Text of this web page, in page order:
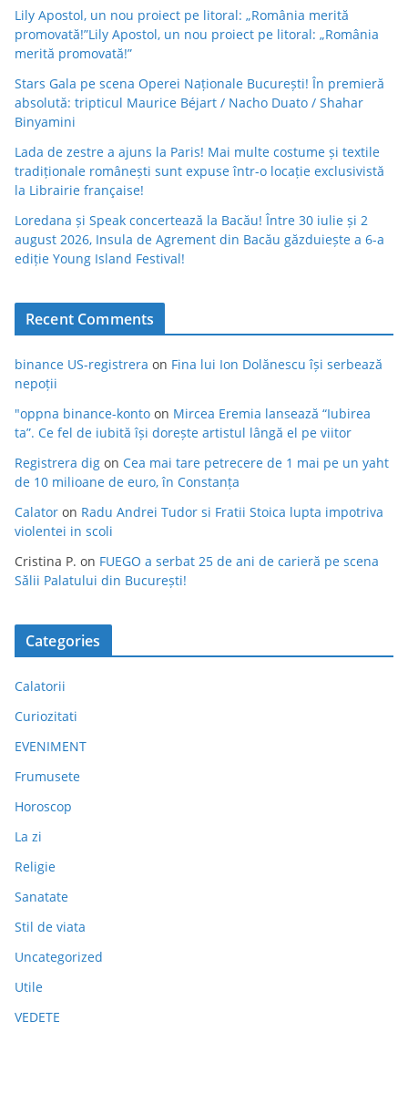
Lily Apostol, un nou proiect pe litoral: „România merită
promovată!”Lily Apostol, un nou proiect pe litoral: „România
merită promovată!”
Stars Gala pe scena Operei Naționale București! În premieră
absolută: tripticul Maurice Béjart / Nacho Duato / Shahar
Binyamini
Lada de zestre a ajuns la Paris! Mai multe costume și textile
tradiționale românești sunt expuse într-o locație exclusivistă
la Librairie française!
Loredana și Speak concertează la Bacău! Între 30 iulie și 2
august 2026, Insula de Agrement din Bacău găzduiește a 6-a
ediție Young Island Festival!
Recent Comments
binance US-registrera on Fina lui Ion Dolănescu își serbează
nepoții
"oppna binance-konto on Mircea Eremia lansează “Iubirea
ta”. Ce fel de iubită își dorește artistul lângă el pe viitor
Registrera dig on Cea mai tare petrecere de 1 mai pe un yaht
de 10 milioane de euro, în Constanța
Calator on Radu Andrei Tudor si Fratii Stoica lupta impotriva
violentei in scoli
Cristina P. on FUEGO a serbat 25 de ani de carieră pe scena
Sălii Palatului din București!
Categories
Calatorii
Curiozitati
EVENIMENT
Frumusete
Horoscop
La zi
Religie
Sanatate
Stil de viata
Uncategorized
Utile
VEDETE